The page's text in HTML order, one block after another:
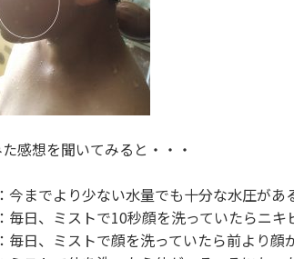
感想を聞いてみると・・・
今までより少ない水量でも十分な水圧があ
毎日、ミストで10秒顔を洗っていたらニキ
毎日、ミストで顔を洗っていたら前より顔